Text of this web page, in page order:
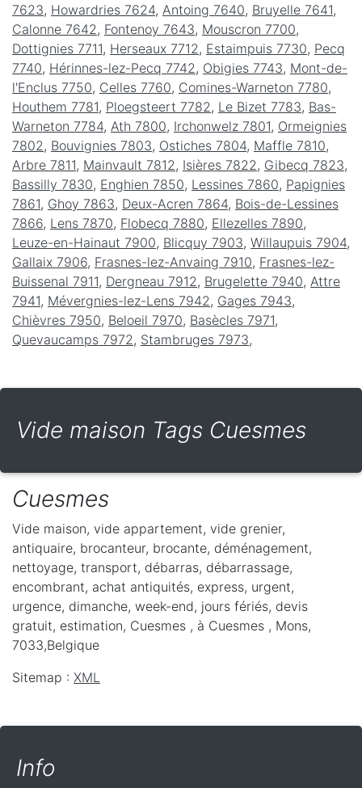
7623, Howardries 7624, Antoing 7640, Bruyelle 7641,
Calonne 7642 , Fontenoy 7643, Mouscron 7700,
Dottignies 7711, Herseaux 7712 , Estaimpuis 7730, Pecq
7740, Hérinnes-lez-Pecq 7742 , Obigies 7743, Mont-de-
l'Enclus 7750, Celles 7760, Comines-Warneton 7780,
Houthem 7781, Ploegsteert 7782 , Le Bizet 7783, Bas-
Warneton 7784, Ath 7800, Irchonwelz 7801, Ormeignies
7802 , Bouvignies 7803, Ostiches 7804, Maffle 7810,
Arbre 7811, Mainvault 7812 , Isières 7822 , Gibecq 7823,
Bassilly 7830, Enghien 7850, Lessines 7860, Papignies
7861, Ghoy 7863, Deux-Acren 7864, Bois-de-Lessines
7866, Lens 7870, Flobecq 7880, Ellezelles 7890,
Leuze-en-Hainaut 7900, Blicquy 7903, Willaupuis 7904,
Gallaix 7906, Frasnes-lez-Anvaing 7910, Frasnes-lez-
Buissenal 7911, Dergneau 7912 , Brugelette 7940, Attre
7941, Mévergnies-lez-Lens 7942 , Gages 7943,
Chièvres 7950, Beloeil 7970, Basècles 7971,
Quevaucamps 7972 , Stambruges 7973,
Vide maison Tags Cuesmes
Cuesmes
Vide maison, vide appartement, vide grenier,
antiquaire, brocanteur, brocante, déménagement,
nettoyage, transport, débarras, débarrassage,
encombrant, achat antiquités, express, urgent,
urgence, dimanche, week-end, jours fériés, devis
gratuit, estimation, Cuesmes , à Cuesmes , Mons,
7033,Belgique
Sitemap : XML
Info